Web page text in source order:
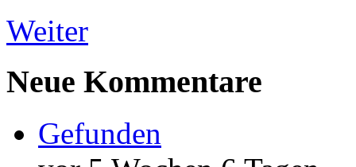
Weiter
Neue Kommentare
Gefunden